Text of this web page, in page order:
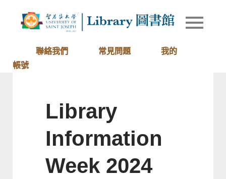
圖書館
Library of
聯絡我們 常見問題
我的
帳號
Library
Information
Week 2024